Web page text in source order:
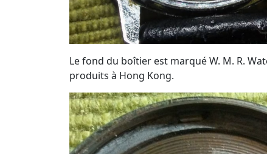
Le fond du boîtier est marqué W. M. R.
produits à Hong Kong.